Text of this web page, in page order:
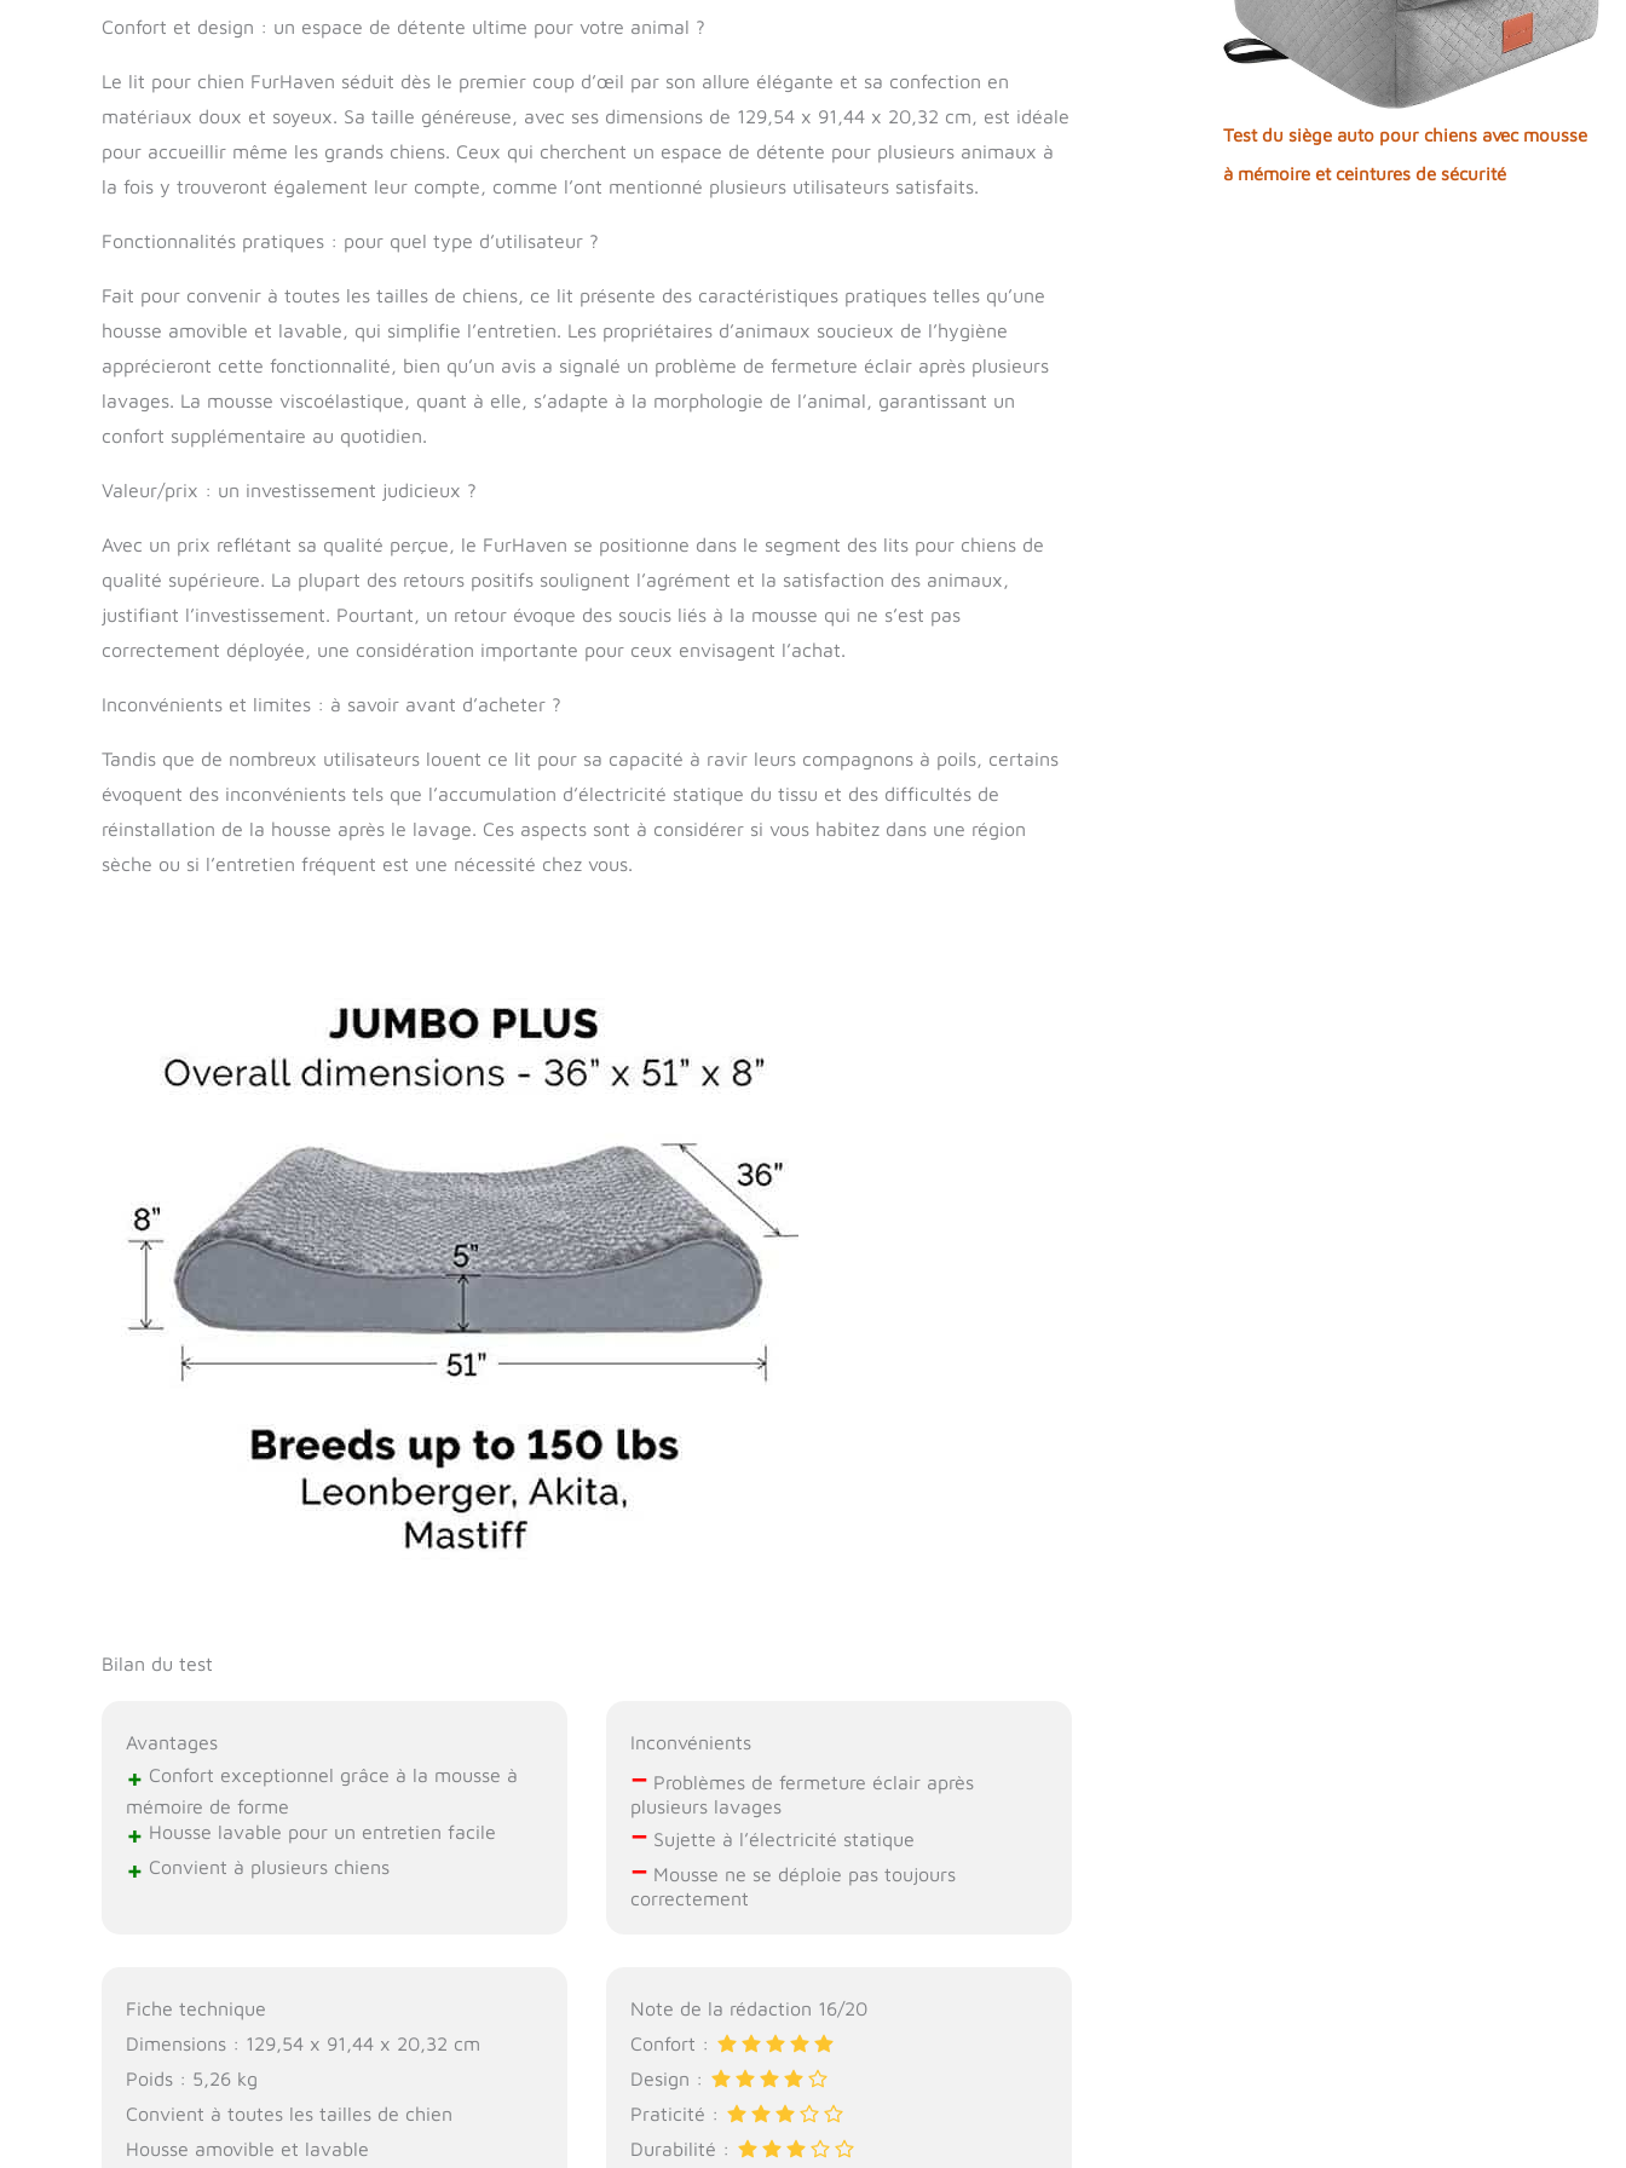
sommeil réparateur Détails du produit : gris ; Jumbo Plus, 91,4 x
disponibles : le lit est disponible en crème, chocolat et gris. Il est
également disponible en taille M, L, Jumbo, Jumbo Plus et géant.
Entretien facile : la housse amovible pour chien est entièrement
lavable en machine pour votre commodité. Pour des instructions de
lavage plus spécifiques, veuillez vous référer à l'étiquette volante
et/ou l'étiquette cousue (le cas échéant).
Confort et design : un espace de détente ultime pour votre animal ?
Le lit pour chien FurHaven séduit dès le premier coup d’œil par son allure élégante et sa confection en
matériaux doux et soyeux. Sa taille généreuse, avec ses dimensions de 129,54 x 91,44 x 20,32 cm, est idéale
pour accueillir même les grands chiens. Ceux qui cherchent un espace de détente pour plusieurs animaux à
la fois y trouveront également leur compte, comme l’ont mentionné plusieurs utilisateurs satisfaits.
Fonctionnalités pratiques : pour quel type d’utilisateur ?
Fait pour convenir à toutes les tailles de chiens, ce lit présente des caractéristiques pratiques telles qu’une
housse amovible et lavable, qui simplifie l’entretien. Les propriétaires d’animaux soucieux de l’hygiène
apprécieront cette fonctionnalité, bien qu’un avis a signalé un problème de fermeture éclair après plusieurs
lavages. La mousse viscoélastique, quant à elle, s’adapte à la morphologie de l’animal, garantissant un
confort supplémentaire au quotidien.
Valeur/prix : un investissement judicieux ?
Avec un prix reflétant sa qualité perçue, le FurHaven se positionne dans le segment des lits pour chiens de
qualité supérieure. La plupart des retours positifs soulignent l’agrément et la satisfaction des animaux,
justifiant l’investissement. Pourtant, un retour évoque des soucis liés à la mousse qui ne s’est pas
correctement déployée, une considération importante pour ceux envisagent l’achat.
Inconvénients et limites : à savoir avant d’acheter ?
Tandis que de nombreux utilisateurs louent ce lit pour sa capacité à ravir leurs compagnons à poils, certains
évoquent des inconvénients tels que l’accumulation d’électricité statique du tissu et des difficultés de
réinstallation de la housse après le lavage. Ces aspects sont à considérer si vous habitez dans une région
sèche ou si l’entretien fréquent est une nécessité chez vous.
Bilan du test
Avantages
+ Confort exceptionnel grâce à la mousse à
mémoire de forme
+ Housse lavable pour un entretien facile
+ Convient à plusieurs chiens
Inconvénients
– Problèmes de fermeture éclair après
plusieurs lavages
– Sujette à l’électricité statique
– Mousse ne se déploie pas toujours
correctement
Fiche technique
Dimensions : 129,54 x 91,44 x 20,32 cm
Poids : 5,26 kg
Convient à toutes les tailles de chien
Housse amovible et lavable
Note de la rédaction 16/20
Confort :
Design :
Praticité :
Durabilité :
Test du siège auto pour chiens avec mousse
à mémoire et ceintures de sécurité